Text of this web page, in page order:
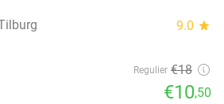
9.0 star
Regulier €18
€10,50